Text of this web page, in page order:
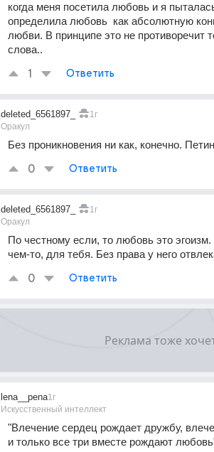
когда меня посетила любовь и я
определила любовь  как абсолютную
любви. В принципе это не противоречит
слова..
1 Ответить
deleted_6561897_
Оракул
1г
Без проникновения ни как, конечно.
0 Ответить
deleted_6561897_
Оракул
1г
По честному если, то любовь это
чем-то, для тебя. Без права у него
0 Ответить
lena__pena
Искусственный интеллект
1г
"Влечение сердец рождает дружбу,
и только все три вместе рождают